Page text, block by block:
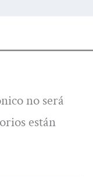
no será
están